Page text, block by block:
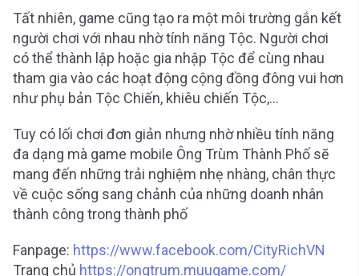
Tất nhiên, game cũng tạo ra một môi trường gắn kết
người chơi với nhau nhờ tính năng Tộc. Người chơi
có thể thành lập hoặc gia nhập Tộc để cùng nhau
tham gia vào các hoạt động cộng đồng đông vui hơn
như phụ bản Tộc Chiến, khiêu chiến Tộc,…
Tuy có lối chơi đơn giản nhưng nhờ nhiều tính năng
đa dạng mà game mobile Ông Trùm Thành Phố sẽ
mang đến những trải nghiệm nhẹ nhàng, chân thực
về cuộc sống sang chảnh của những doanh nhân
thành công trong thành phố
Fanpage: https://www.facebook.com/CityRichVN
Trang chủ https://ongtrum.muugame.com/